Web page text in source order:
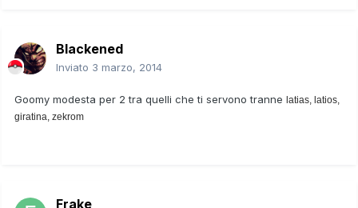
Blackened
Inviato 3 marzo, 2014
Goomy modesta per 2 tra quelli che ti servono tranne latias, latios,
giratina, zekrom
Frake